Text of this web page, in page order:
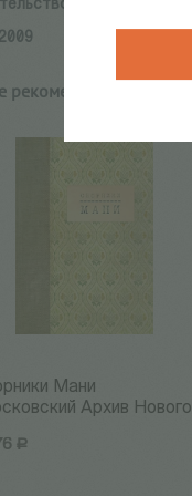
2009
рекомендуем:
Мани
Архив Нового
Р